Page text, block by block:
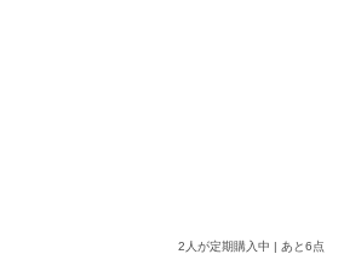
2人が定期購入中 | あと6点